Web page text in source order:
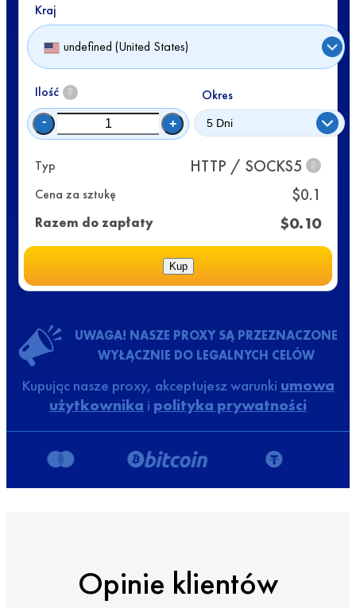
Kraj
undefined (United States)
Ilość ?
- +
Okres
Typ HTTP / SOCKS5 ?
Cena za sztukę $0.1
Razem do zapłaty $0.10
Kup
UWAGA! NASZE PROXY SĄ PRZEZNACZONE
WYŁĄCZNIE DO LEGALNYCH CELÓW
Kupując nasze proxy, akceptujesz warunki umowa
użytkownika i polityka prywatności
Opinie klientów